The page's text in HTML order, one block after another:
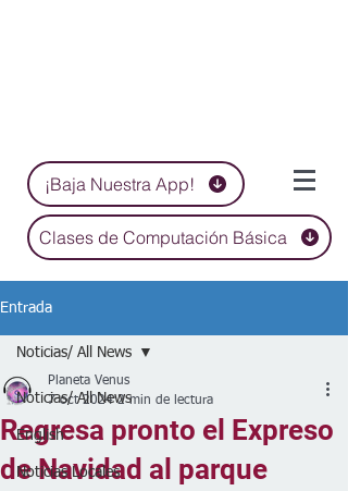
¡Baja Nuestra App!
Clases de Computación Básica
Entrada
Noticias/ All News
English
Noticias Locales
Noticias/ All News
Regresa pronto el Expreso
de Navidad al parque
Planeta Venus
7 oct 2024 2 min de lectura